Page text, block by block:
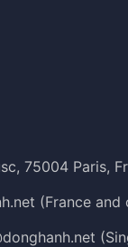
75004 Paris,
(France and